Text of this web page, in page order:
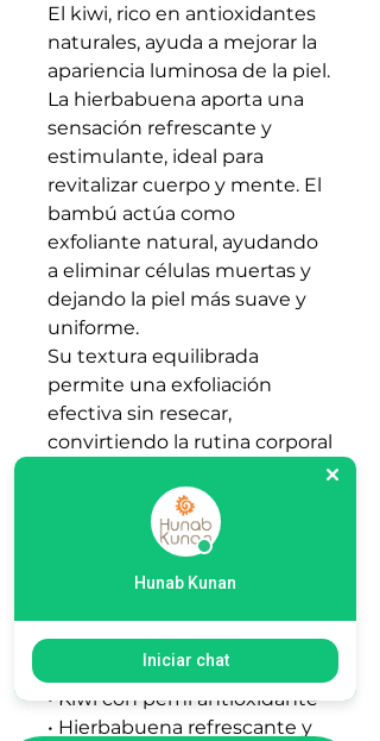
El kiwi, rico en antioxidantes
naturales, ayuda a mejorar la
apariencia luminosa de la piel.
La hierbabuena aporta una
sensación refrescante y
estimulante, ideal para
revitalizar cuerpo y mente. El
bambú actúa como
exfoliante natural, ayudando
a eliminar células muertas y
dejando la piel más suave y
uniforme.
Su textura equilibrada
permite una exfoliación
efectiva sin resecar,
convirtiendo la rutina corporal
energizante tipo spa.
Ideal para líneas corporales
enfocadas en frescura, verano
o bienestar revitalizante.
• Exfoliación efectiva con
bambú natural
• Kiwi con perfil antioxidante
• Hierbabuena refrescante y
Hunab Kunan
Iniciar chat